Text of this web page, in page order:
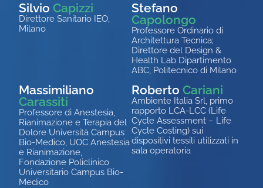
Silvio Capizzi
Direttore Sanitario IEO,
Milano
Stefano
Capolongo
Professore Ordinario di
Architettura Tecnica;
Direttore del Design &
Health Lab Dipartimento
ABC, Politecnico di Milano
Massimiliano
Carassiti
Professore di Anestesia,
Rianimazione e Terapia del
Dolore Università Campus
Bio-Medico, UOC Anestesia
e Rianimazione,
Fondazione Policlinico
Universitario Campus Bio-
Medico
Roberto Cariani
Ambiente Italia Srl, primo
rapporto LCA-LCC (Life
Cycle Assessment – Life
Cycle Costing) sui
dispositivi tessili utilizzati in
sala operatoria